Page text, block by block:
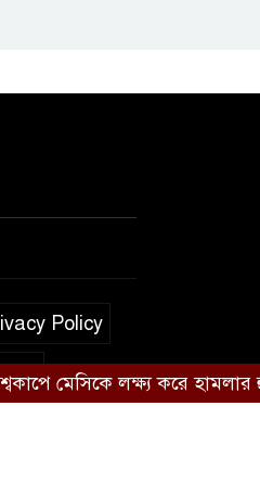
Policy
খবর
মেসিকে লক্ষ্য করে হামলার